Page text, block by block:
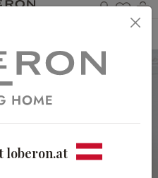
Du
loberon.at